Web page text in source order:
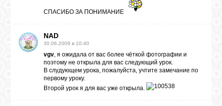
СПАСИБО ЗА ПОНИМАНИЕ
NAD
30.06.2009 в 10:40
vgv, я ожидала от вас более чёткой фотографии и
поэтому не открыла для вас следующий урок.
В слудующем урока, пожалуйста, учтите замечание по
первому уроку.
Второй урок я для вас уже открыла.